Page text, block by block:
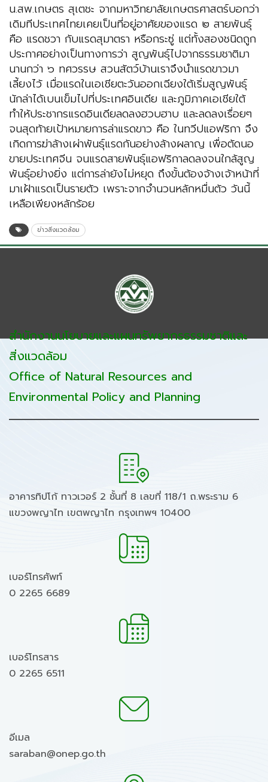
น.สพ.เกษตร สุเตชะ จากมหาวิทยาลัยเกษตรศาสตร์บอกว่า
เดิมทีประเทศไทยเคยเป็นที่อยู่อาศัยของแรด ๒ สายพันธุ์
คือ แรดชวา กับแรดสุมาตรา หรือกระซู่ แต่ทั้งสองชนิดถูก
ประกาศอย่างเป็นทางการว่า สูญพันธุ์ไปจากธรรมชาติมา
นานกว่า ๖ ทศวรรษ สวนสัตว์บ้านเราจึงนำแรดขาวมา
เลี้ยงไว้ เมื่อแรดในเอเชียตะวันออกเฉียงใต้เริ่มสูญพันธุ์
นักล่าได้เบนเข็มไปที่ประเทศอินเดีย และภูมิภาคเอเชียใต้
ทำให้ประชากรแรดอินเดียลดลงฮวบฮาบ และลดลงเรื่อยๆ
จนสุดท้ายเป้าหมายการล่าแรดขาว คือ ในทวีปแอฟริกา จึง
เกิดการฆ่าล้างเผ่าพันธุ์แรดกันอย่างล้างผลาญ เพื่อตัดนอ
ขายประเทศจีน จนแรดสายพันธุ์แอฟริกาลดลงจนใกล้สูญ
พันธุ์อย่างยิ่ง แต่การล่ายังไม่หยุด ถึงขั้นต้องจ้างเจ้าหน้าที่
มาเฝ้าแรดเป็นรายตัว เพราะจากจำนวนหลักหมื่นตัว วันนี้
เหลือเพียงหลักร้อย
ข่าวสิ่งแวดล้อม
สำนักงานนโยบายและแผนทรัพยากรธรรมชาติและ
สิ่งแวดล้อม
Office of Natural Resources and
Environmental Policy and Planning
อาคารทิปโก้ ทาวเวอร์ 2 ชั้นที่ 8 เลขที่ 118/1 ถ.พระราม 6
แขวงพญาไท เขตพญาไท กรุงเทพฯ 10400
เบอร์โทรศัพท์
0 2265 6689
เบอร์โทรสาร
0 2265 6511
อีเมล
saraban@onep.go.th